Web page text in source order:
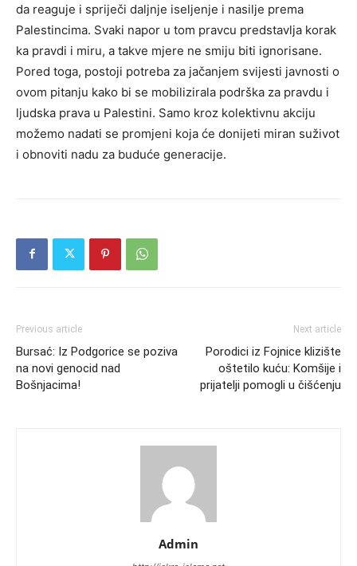
da reaguje i spriječi daljnje iseljenje i nasilje prema
Palestincima. Svaki napor u tom pravcu predstavlja korak
ka pravdi i miru, a takve mjere ne smiju biti ignorisane.
Pored toga, postoji potreba za jačanjem svijesti javnosti o
ovom pitanju kako bi se mobilizirala podrška za pravdu i
ljudska prava u Palestini. Samo kroz kolektivnu akciju
možemo nadati se promjeni koja će donijeti miran suživot
i obnoviti nadu za buduće generacije.
Previous article
Bursać: Iz Podgorice se poziva
na novi genocid nad
Bošnjacima!
Next article
Porodici iz Fojnice klizište
oštetilo kuću: Komšije i
prijatelji pomogli u čišćenju
Admin